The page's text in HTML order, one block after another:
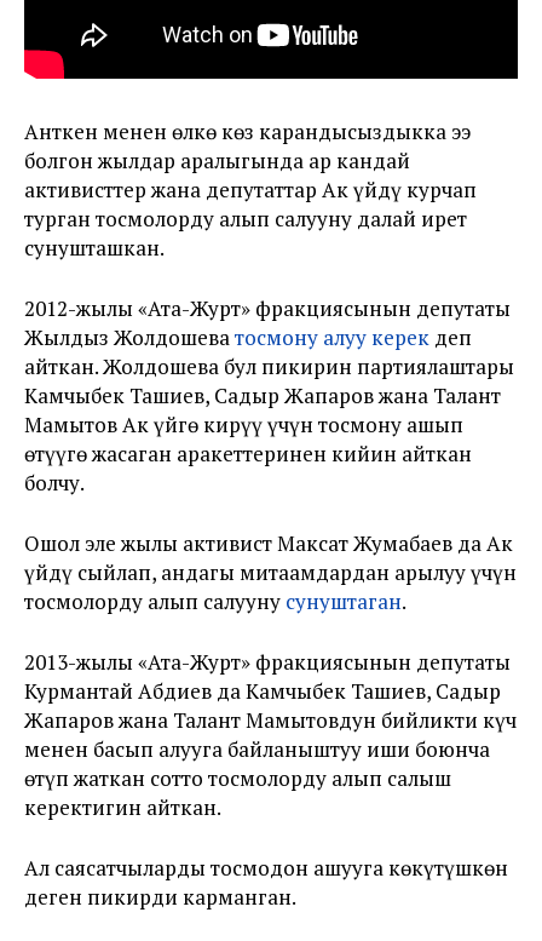
Анткен менен өлкө көз карандысыздыкка ээ
болгон жылдар аралыгында ар кандай
активисттер жана депутаттар Ак үйдү курчап
турган тосмолорду алып салууну далай ирет
сунушташкан.
2012-жылы «Ата-Журт» фракциясынын депутаты
Жылдыз Жолдошева тосмону алуу керек деп
айткан. Жолдошева бул пикирин партиялаштары
Камчыбек Ташиев, Садыр Жапаров жана Талант
Мамытов Ак үйгө кирүү үчүн тосмону ашып
өтүүгө жасаган аракеттеринен кийин айткан
болчу.
Ошол эле жылы активист Максат Жумабаев да Ак
үйдү сыйлап, андагы митаамдардан арылуу үчүн
тосмолорду алып салууну сунуштаган.
2013-жылы «Ата-Журт» фракциясынын депутаты
Курмантай Абдиев да Камчыбек Ташиев, Садыр
Жапаров жана Талант Мамытовдун бийликти күч
менен басып алууга байланыштуу иши боюнча
өтүп жаткан сотто тосмолорду алып салыш
керектигин айткан.
Ал саясатчыларды тосмодон ашууга көкүтүшкөн
деген пикирди карманган.